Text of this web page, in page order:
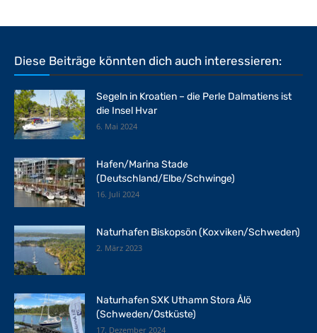
Diese Beiträge könnten dich auch interessieren:
Segeln in Kroatien – die Perle Dalmatiens ist
die Insel Hvar
6. Mai 2024
Hafen/Marina Stade
(Deutschland/Elbe/Schwinge)
16. Juli 2024
Naturhafen Biskopsön (Koxviken/Schweden)
2. März 2023
Naturhafen SXK Uthamn Stora Ålö
(Schweden/Ostküste)
17. Dezember 2024